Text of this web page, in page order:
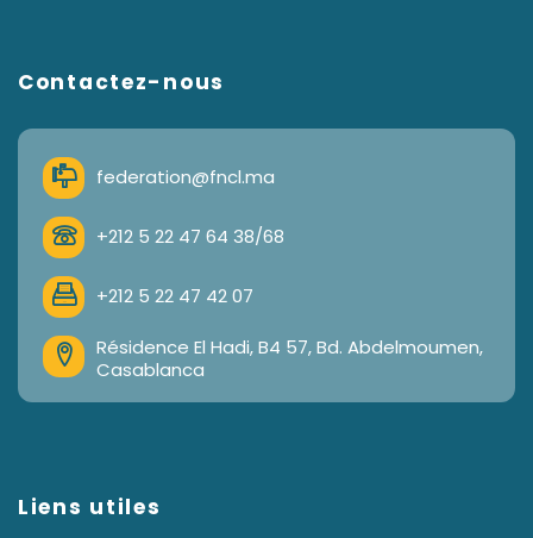
Contactez-nous
federation@fncl.ma
+212 5 22 47 64 38/68
+212 5 22 47 42 07
Résidence El Hadi, B4 57, Bd. Abdelmoumen,
Casablanca
Liens utiles